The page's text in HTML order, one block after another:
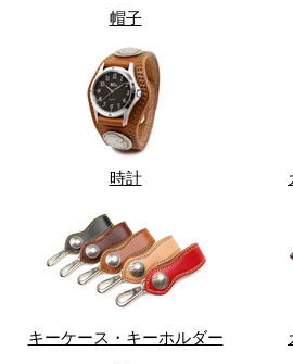
帽子
時計
キーケース・キーホルダー